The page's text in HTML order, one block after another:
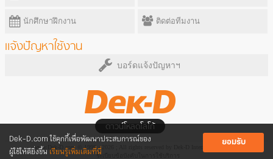
Dek-D.com ใช้คุกกี้เพื่อพัฒนาประสบการณ์ของ
ผู้ใช้ให้ดียิ่งขึ้น เรียนรู้เพิ่มเติมที่นี่
ยอมรับ
นักศึกษาฝึกงาน ติดต่อทีมงาน
แจ้งปัญหาใช้งาน
บอร์ดแจ้งปัญหาฯ
ดาวน์โหลดโลโก้
www.Dek-D.com © 1999 - 2026 ; All rights reserved by Dek-D Interactive Co.,Ltd.
ระเบียบข้อบังคับในการใช้บริการ